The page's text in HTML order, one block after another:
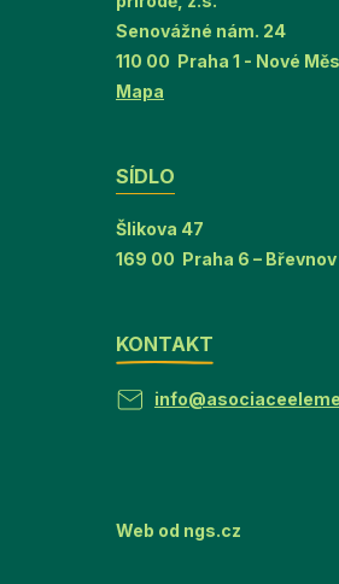
Senovážné nám. 24
110 00 Praha 1 - Nové
Mapa
SÍDLO
Šlikova 47
169 00 Praha 6 – Břevnov
KONTAKT
Web od ngs.cz